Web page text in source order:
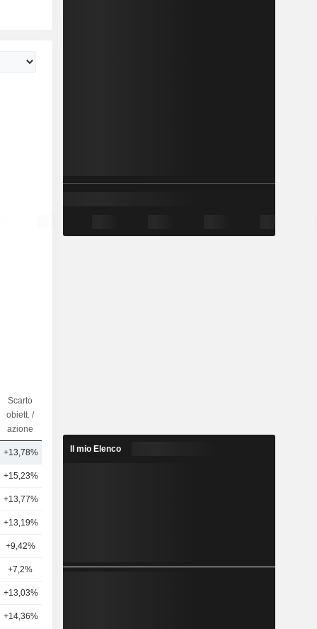
Scarto
obiett. /
azione
+13,78%
+15,23%
+13,77%
+13,19%
+9,42%
+7,2% 17
+13,03%
+14,36%
Il mio Elenco